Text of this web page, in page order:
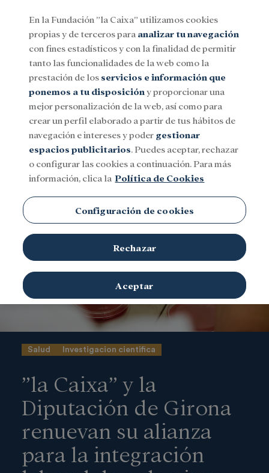
Menu
SocialInvestigación y becasCultura
Salud Investigacion cientifica
”la Caixa” y la
Diputación de Girona
renuevan su alianza
para la integración
En la Fundación ”la Caixa” utilizamos cookies
propias y de terceros para analizar tu navegación
con fines estadísticos y con la finalidad de permitir
tanto las funcionalidades de la web como la
prestación de los servicios e información que
ponemos a tu disposición y proporcionar una
mejor personalización de la web, así como para
crear un perfil elaborado a partir de tus hábitos de
navegación e intereses y poder gestionar
espacios publicitarios. Puedes aceptar, rechazar
o configurar las cookies a continuación. Para más
información, clica la Política de Cookies
Configuración de cookies
Rechazar
Aceptar